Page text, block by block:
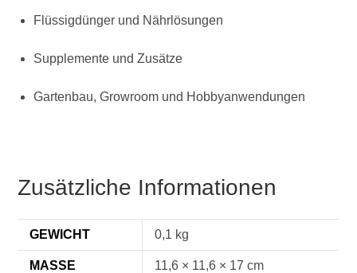
Flüssigdünger und Nährlösungen
Supplemente und Zusätze
Gartenbau, Growroom und Hobbyanwendungen
Zusätzliche Informationen
GEWICHT 0,1 kg
MASSE 11,6 × 11,6 × 17 cm